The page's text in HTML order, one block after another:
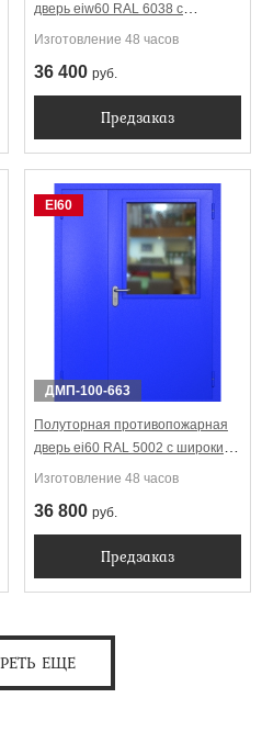
дверь eiw60 RAL 6038 с
длинным узким стеклопакетом
Изготовление 48 часов
36 400 руб.
Предзаказ
EI60
ДМП-100-663
Полуторная противопожарная
дверь ei60 RAL 5002 с широким
стеклопакетом
Изготовление 48 часов
36 800 руб.
Предзаказ
ЕЩЕ